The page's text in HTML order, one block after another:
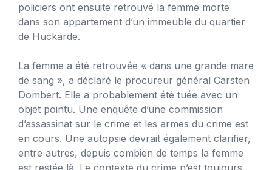
policiers ont ensuite retrouvé la femme morte
dans son appartement d’un immeuble du quartier
de Huckarde.
La femme a été retrouvée « dans une grande mare
de sang », a déclaré le procureur général Carsten
Dombert. Elle a probablement été tuée avec un
objet pointu. Une enquête d’une commission
d’assassinat sur le crime et les armes du crime est
en cours. Une autopsie devrait également clarifier,
entre autres, depuis combien de temps la femme
est restée là. Le contexte du crime n’est toujours